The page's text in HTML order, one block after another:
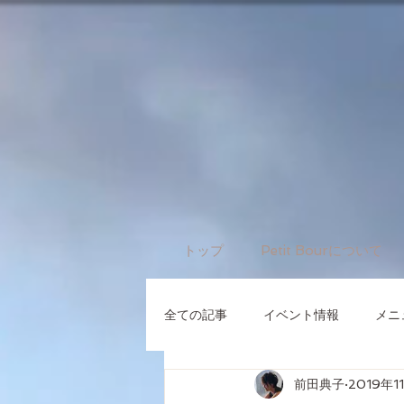
トップ Petit Bourについて
全ての記事 イベント情報 メ
前田典子 2019年